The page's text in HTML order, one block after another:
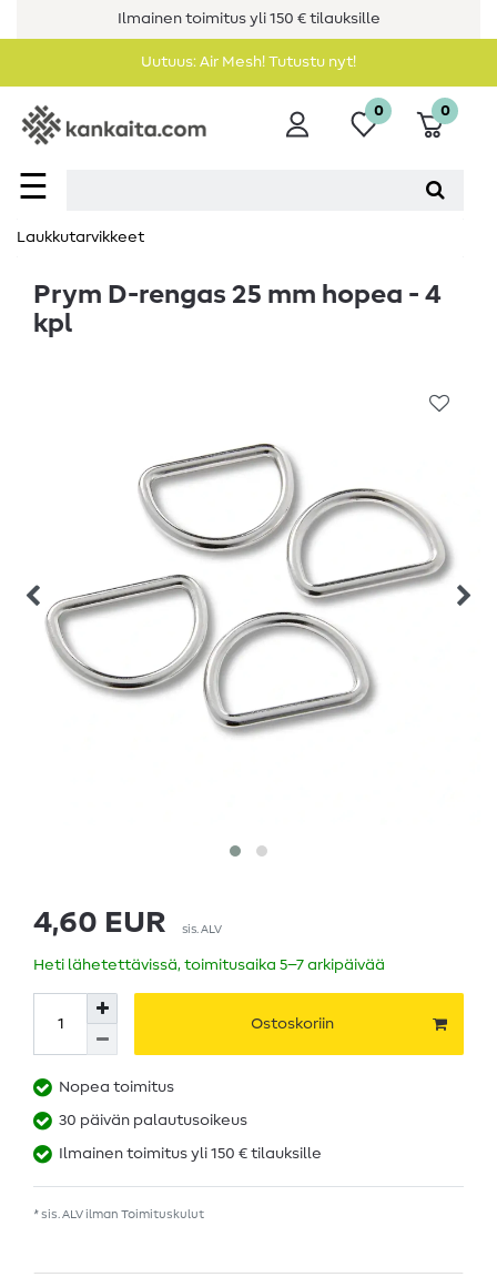
Ilmainen toimitus yli 150 € tilauksille
Uutuus: Air Mesh! Tutustu nyt!
☰
0 0
Laukkutarvikkeet
Prym D-rengas 25 mm hopea - 4
kpl
4,60 EUR sis. ALV
Heti lähetettävissä, toimitusaika 5–7 arkipäivää
Ostoskoriin
Nopea toimitus
30 päivän palautusoikeus
Ilmainen toimitus yli 150 € tilauksille
* sis. ALV ilman Toimituskulut